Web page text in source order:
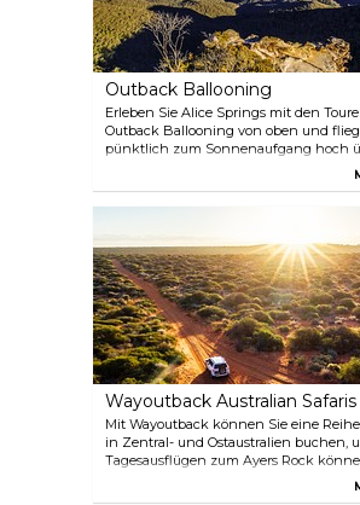
Outback Ballooning
Erleben Sie Alice Springs mit den
Outback Ballooning von oben und
pünktlich zum Sonnenaufgang hoch
wunderschönen Landschaften dieser
sowohl als ganze Gruppe als auch als
machen Ihre Fahrt zu einem
Erlebnis.
Wayoutback Australian Safaris
Mit Wayoutback können Sie eine
in Zentral- und Ostaustralien buchen,
Tagesausflügen zum Ayers Rock
3-7-tägige Touren in verschiedene